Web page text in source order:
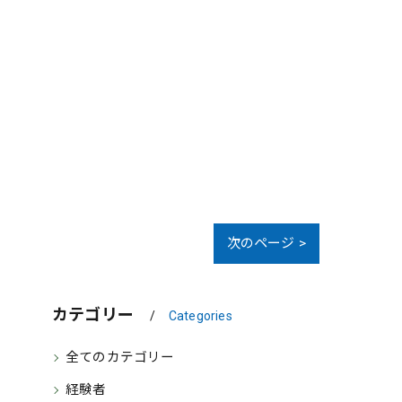
次のページ >
カテゴリー Categories
全てのカテゴリー
経験者